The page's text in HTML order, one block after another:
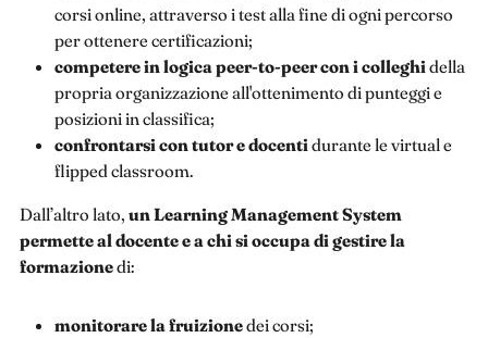
corsi online, attraverso i test alla fine di ogni percorso
per ottenere certificazioni;
competere in logica peer-to-peer con i colleghi della
propria organizzazione all'ottenimento di punteggi e
posizioni in classifica;
confrontarsi con tutor e docenti durante le virtual e
flipped classroom.
Dall’altro lato, un Learning Management System
permette al docente e a chi si occupa di gestire la
formazionedi:
monitorare la fruizionedei corsi;